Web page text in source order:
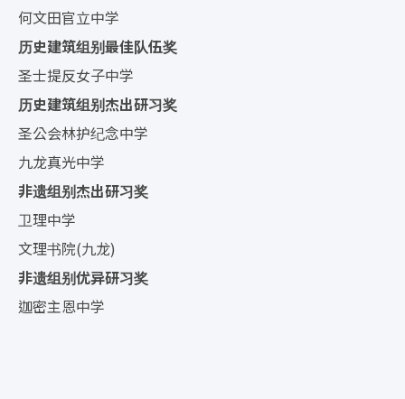
何文田官立中学
历史建筑组别最佳队伍奖
圣士提反女子中学
历史建筑组别杰出研习奖
圣公会林护纪念中学
九龙真光中学
非遗组别杰出研习奖
卫理中学
文理书院(九龙)
非遗组别优异研习奖
迦密主恩中学